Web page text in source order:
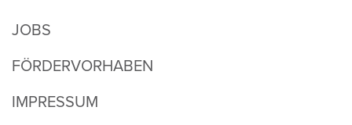
JOBS
FÖRDERVORHABEN
IMPRESSUM